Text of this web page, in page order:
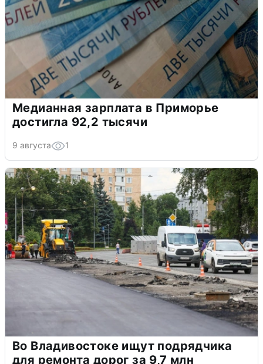
Медианная зарплата в Приморье
достигла 92,2 тысячи
9 августа 1
Во Владивостоке ищут подрядчика
для ремонта дорог за 9,7 млн